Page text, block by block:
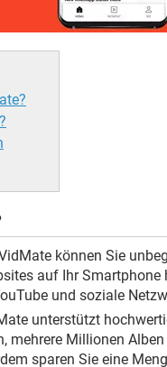
können Sie
auf Ihr Smartphone
und soziale
unterstützt
mehrere Millionen
sparen Sie eine